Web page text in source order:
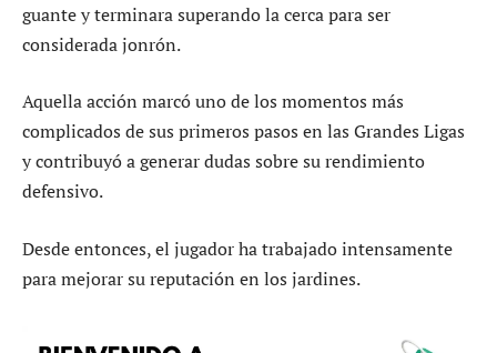
guante y terminara superando la cerca para ser
considerada jonrón.
Aquella acción marcó uno de los momentos más
complicados de sus primeros pasos en las Grandes Ligas
y contribuyó a generar dudas sobre su rendimiento
defensivo.
Desde entonces, el jugador ha trabajado intensamente
para mejorar su reputación en los jardines.